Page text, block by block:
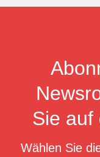
Sie auf
Wählen Sie